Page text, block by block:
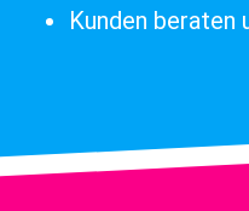
Kunden beraten